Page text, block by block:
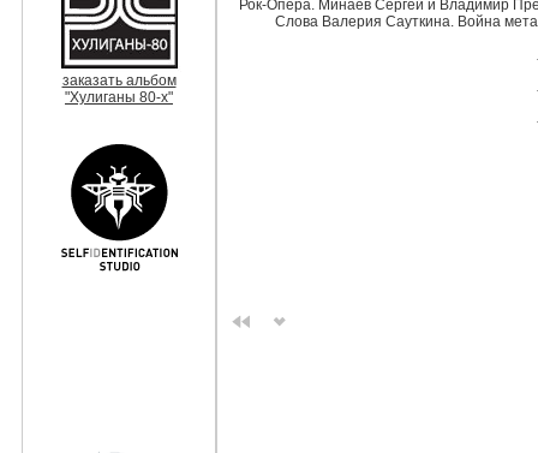
заказать альбом
"Хулиганы 80-х"
Рок-Опера. Минаев Сергей и Владимир
Слова Валерия Сауткина. Война